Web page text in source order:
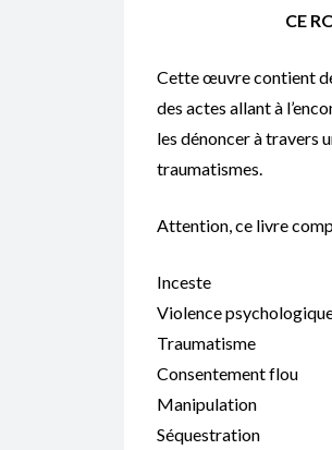
CE
Cette œuvre contient
des actes allant à
les dénoncer à travers
traumatismes.
Attention, ce livre
Inceste
Violence
Traumatisme
Consentement flou
Manipulation
Séquestration